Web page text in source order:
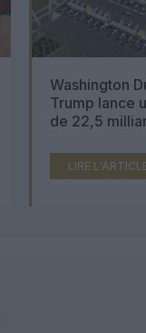
Washington
Trump lance
de 22,5
LIRE